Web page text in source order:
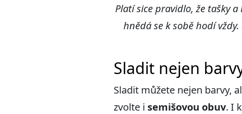
Platí sice pravidlo, že tašky
hnědá se k sobě hodí
Sladit nejen
Sladit můžete nejen barvy,
zvolte i semišovou obuv. I